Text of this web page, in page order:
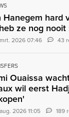
Hanegem hard
ze nog
2026 07:46 43
Ouaissa
wil eerst
2026 11:05 189